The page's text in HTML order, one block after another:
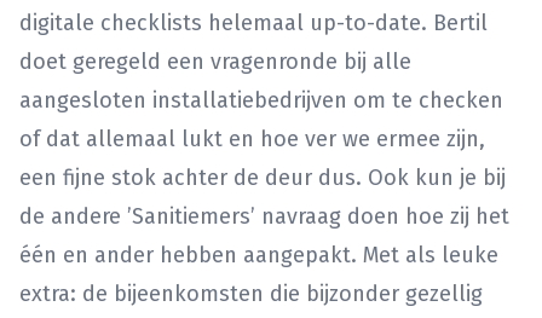
digitale checklists helemaal up-to-date. Bertil
doet geregeld een vragenronde bij alle
aangesloten installatiebedrijven om te checken
of dat allemaal lukt en hoe ver we ermee zijn,
een fijne stok achter de deur dus. Ook kun je bij
de andere ’Sanitiemers’ navraag doen hoe zij het
één en ander hebben aangepakt. Met als leuke
extra: de bijeenkomsten die bijzonder gezellig